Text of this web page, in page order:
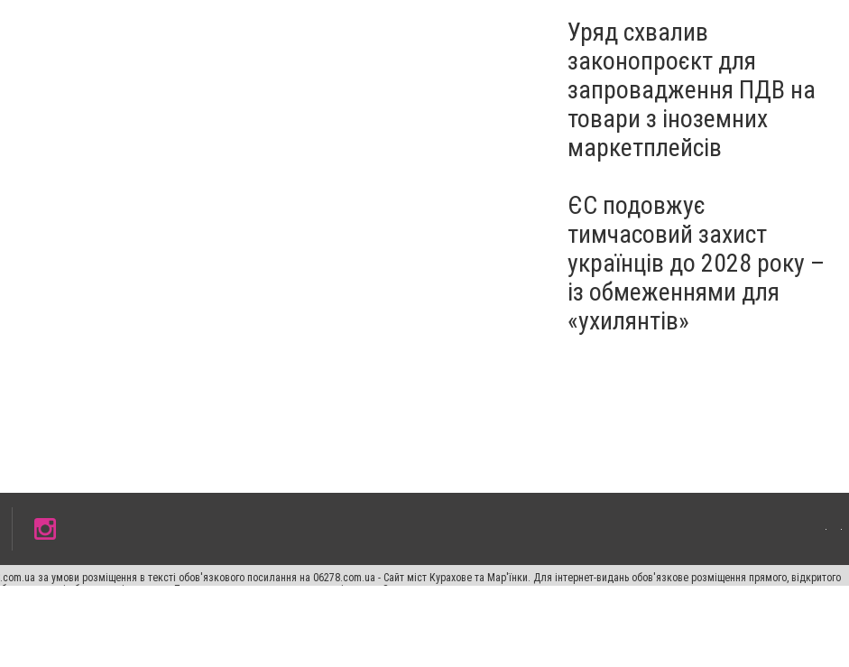
Уряд схвалив
законопроєкт для
запровадження ПДВ на
товари з іноземних
маркетплейсів
ЄС подовжує
тимчасовий захист
українців до 2028 року –
із обмеженнями для
«ухилянтів»
за умови розміщення в тексті обов'язкового посилання на 06278.com.ua - Сайт міст Курахове та Мар'їнки. Для інтернет-видань обов'язкове розміщення прямого, відкритого
в тексті або в якості джерела. Порушення виняткових прав переслідується Законом.